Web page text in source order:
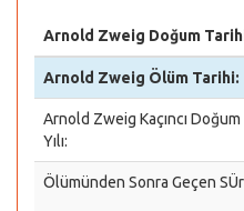
Arnold Zweig Doğum
Arnold Zweig Ölüm Tarihi:
Arnold Zweig Kaçıncı Doğum
Yılı:
Ölümünden Sonra Geçen